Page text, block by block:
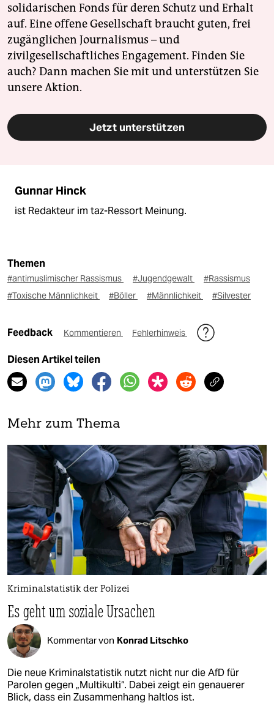
solidarischen Fonds für deren Schutz und Erhalt
auf. Eine offene Gesellschaft braucht guten, frei
zugänglichen Journalismus – und
zivilgesellschaftliches Engagement. Finden Sie
auch? Dann machen Sie mit und unterstützen Sie
unsere Aktion.
Jetzt unterstützen
Gunnar Hinck
ist Redakteur im taz-Ressort Meinung.
Themen
#antimuslimischer Rassismus #Jugendgewalt
#Rassismus
#Toxische Männlichkeit
#Böller #Männlichkeit #Silvester
Feedback Kommentieren Fehlerhinweis
Diesen Artikel teilen
Mehr zum Thema
Kriminalstatistik der Polizei
Es geht um soziale Ursachen
Kommentar von Konrad Litschko
Die neue Kriminalstatistik nutzt nicht nur die AfD für
Parolen gegen „Multikulti“. Dabei zeigt ein genauerer
Blick, dass ein Zusammenhang haltlos ist.